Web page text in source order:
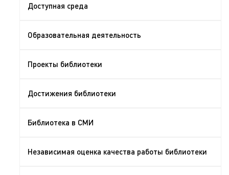
Доступная среда
Образовательная деятельность
Проекты библиотеки
Достижения библиотеки
Библиотека в СМИ
Независимая оценка качества работы библиотеки